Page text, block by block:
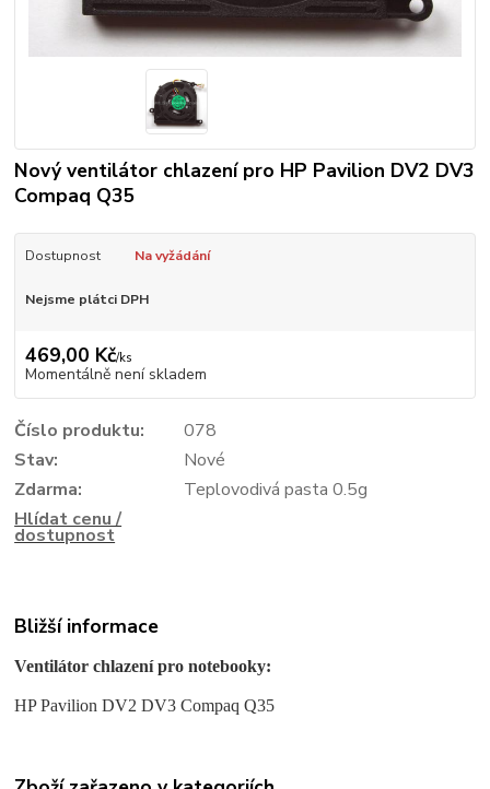
Nový ventilátor chlazení pro HP Pavilion DV2 DV3
Compaq Q35
Dostupnost Na vyžádání
Nejsme plátci DPH
469,00 Kč/ks
Momentálně není skladem
Číslo produktu:
078
Stav:
Nové
Zdarma:
Teplovodivá pasta 0.5g
Hlídat cenu /
dostupnost
Bližší informace
Ventilátor chlazení pro notebooky:
HP Pavilion DV2 DV3 Compaq Q35